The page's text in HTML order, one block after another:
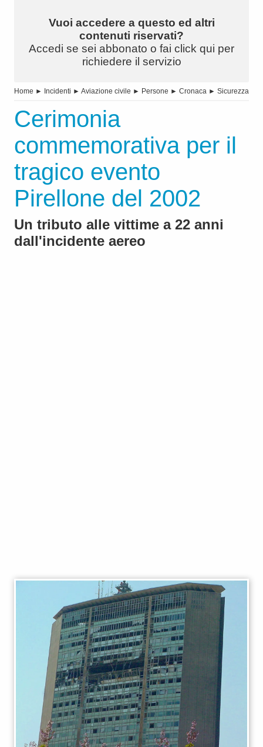
Vuoi accedere a questo ed altri
contenuti riservati?
Accedi se sei abbonato o fai click qui per
richiedere il servizio
Home ► Incidenti ► Aviazione civile ► Persone ► Cronaca ► Sicurezza
Cerimonia
commemorativa per il
tragico evento
Pirellone del 2002
Un tributo alle vittime a 22 anni
dall'incidente aereo